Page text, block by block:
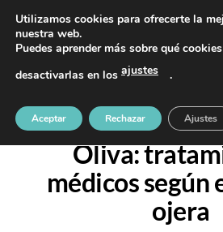
contenido
PIDE TU CITA AL TELÉFONO
Corrección de
Oliva:
médicos según
ojera
Utilizamos cookies para ofrecerte la
nuestra web.
Puedes aprender más sobre qué
desactivarlas en los ajustes .
Aceptar Rechazar Ajustes